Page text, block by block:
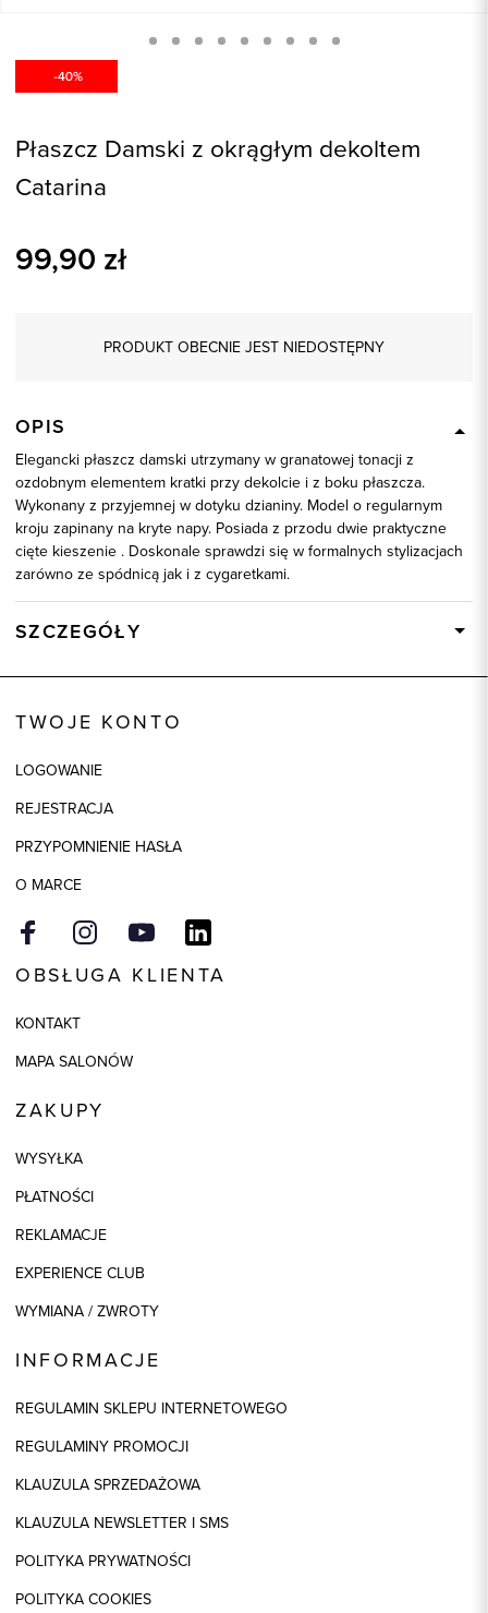
Płaszcz Damski z okrągłym dekoltem
Catarina
99,90 zł
PRODUKT OBECNIE JEST NIEDOSTĘPNY
OPIS
Elegancki płaszcz damski utrzymany w granatowej tonacji z
ozdobnym elementem kratki przy dekolcie i z boku płaszcza.
Wykonany z przyjemnej w dotyku dzianiny. Model o regularnym
kroju zapinany na kryte napy. Posiada z przodu dwie praktyczne
cięte kieszenie . Doskonale sprawdzi się w formalnych stylizacjach
zarówno ze spódnicą jak i z cygaretkami.
SZCZEGÓŁY
Składy podszewek
Model
Kolor
TWOJE KONTO
LOGOWANIE
REJESTRACJA
PRZYPOMNIENIE HASŁA
O MARCE
OBSŁUGA KLIENTA
KONTAKT
MAPA SALONÓW
ZAKUPY
WYSYŁKA
PŁATNOŚCI
REKLAMACJE
EXPERIENCE CLUB
WYMIANA / ZWROTY
INFORMACJE
REGULAMIN SKLEPU INTERNETOWEGO
REGULAMINY PROMOCJI
KLAUZULA SPRZEDAŻOWA
KLAUZULA NEWSLETTER I SMS
POLITYKA PRYWATNOŚCI
POLITYKA COOKIES